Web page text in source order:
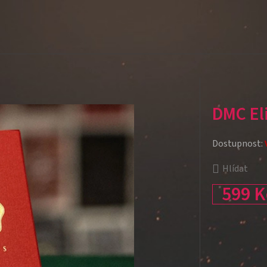
DMC
Hlídat
599
Dostupnost: